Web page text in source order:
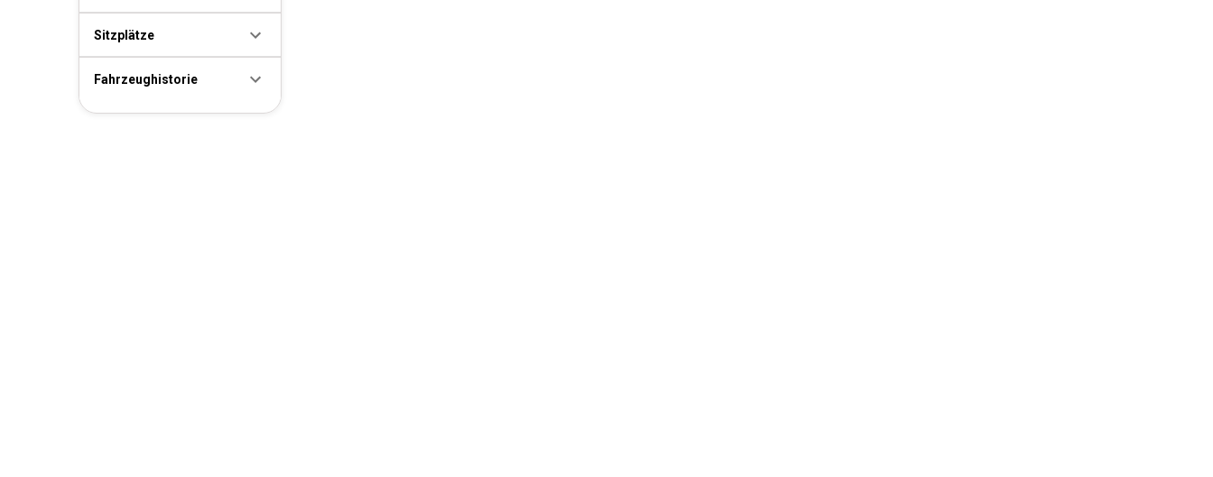
Sitzplätze
Fahrzeughistorie